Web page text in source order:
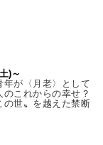
)～
が〈月老〉として
これからの幸せ？
の世〟を越えた禁断